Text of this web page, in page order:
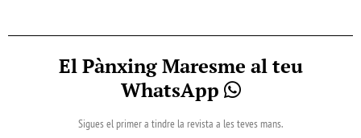
El Pànxing Maresme al teu
WhatsApp
Sigues el primer a tindre la revista a les teves mans.